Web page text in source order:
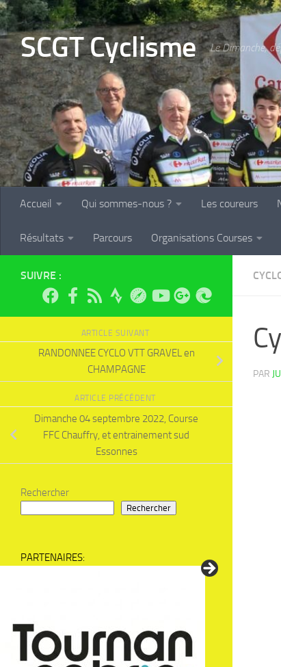
Skip to content
SCGT Cyclisme Le Dimanche,
Accueil Qui sommes-nous ? Les coureurs
Résultats Parcours Organisations Courses
PAR
SUIVRE :
ARTICLE SUIVANT
RANDONNEE CYCLO VTT GRAVEL en
CHAMPAGNE
ARTICLE PRÉCÉDENT
Dimanche 04 septembre 2022, Course
FFC Chauffry, et entrainement sud
Essonnes
Rechercher
Rechercher
PARTENAIRES: